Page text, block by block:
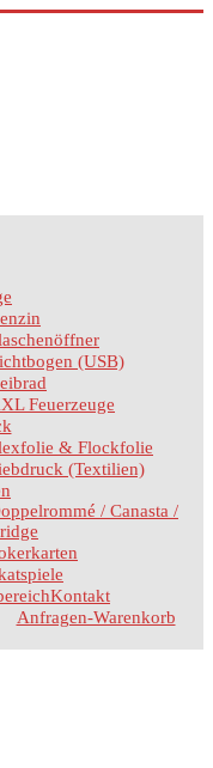
(USB)
Feuerzeuge
& Flockfolie
(Textilien)
/ Canasta /
Kontakt
Anfragen-Warenkorb